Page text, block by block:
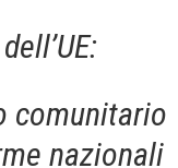
comunitario
nazionali